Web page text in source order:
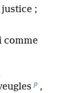
justice ;
comme
p ,